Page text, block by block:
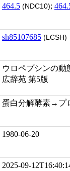
464.5 (NDC10);
sh85107685 (LCSH)
ウロペプシンの動
広辞苑 第5版
蛋白分解酵素→プ
1980-06-20
2025-09-